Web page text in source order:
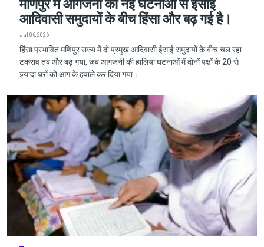
मणिपुर में आगजनी की नई घटनाओं से ईसाई
आदिवासी समुदायों के बीच हिंसा और बढ़ गई है।
Jul 06, 2026
हिंसा प्रभावित मणिपुर राज्य में दो प्रमुख आदिवासी ईसाई समुदायों के बीच चल रहा
टकराव तब और बढ़ गया, जब आगजनी की हालिया घटनाओं में दोनों पक्षों के 20 से
ज़्यादा घरों को आग के हवाले कर दिया गया।